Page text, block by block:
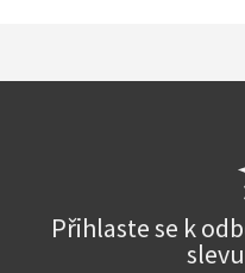
Přihlaste se k